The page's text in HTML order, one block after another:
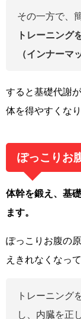
その一方で、
トレーニング
（インナーマ
すると基礎代謝
体を得やすくなり
ぽっこりお
体幹を鍛え、基
ます。
ぽっこりお腹の
えきれなくなっ
トレーニング
し、内臓を正